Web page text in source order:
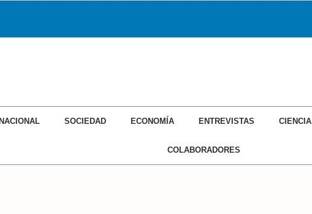
SOCIEDAD ECONOMÍA ENTREVISTAS CIENCIA
COLABORADORES